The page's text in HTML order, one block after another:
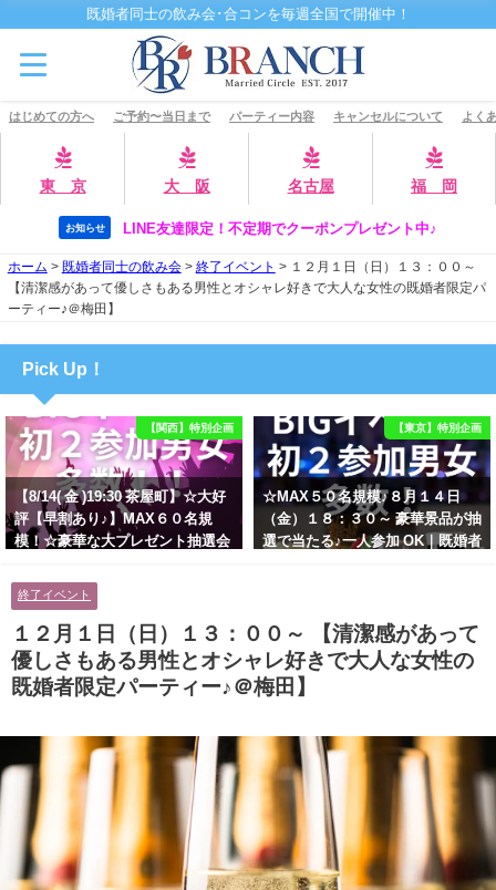
既婚者同士の飲み会･合コンを毎週全国で開催中！
はじめての方へ ご予約〜当日まで パーティー内容 キャンセルについて よく
東 京 大 阪 名古屋 福 岡
お知らせ LINE友達限定！不定期でクーポンプレゼント中♪
ホーム > 既婚者同士の飲み会> 終了イベント > １２月１日（日）１３：００～
【清潔感があって優しさもある男性とオシャレ好きで大人な女性の既婚者限定パ
ーティー♪＠梅田】
Pick Up！
【関西】特別企画
【8/14( 金 )19:30 茶屋町】☆大好
評【早割あり♪】MAX６０名規
模！☆豪華な大プレゼント抽選会
男性とオシャレ好きで落ち着いた
大人女性の既婚者限定ビッグパー
ティー♪＠茶屋町】
【東京】特別企画
☆MAX５０名規模♪８月１４日
（金）１８：３０～ 豪華景品が抽
選で当たる♪一人参加 OK｜既婚者
女性の既婚者限定ビッグパーティ
ー♪＠池袋】
終了イベント
１２月１日（日）１３：００～ 【清潔感があって
優しさもある男性とオシャレ好きで大人な女性の
既婚者限定パーティー♪＠梅田】